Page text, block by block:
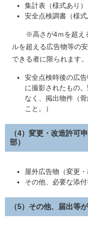
集計表（様式あり）
安全点検調書（様式
※高さが4ｍを超える
ルを超える広告物等の
できる者に限られます。
安全点検時後の広
に撮影されたもの
なく、掲出物件（
こと。）
（4）変更・改造許可
部）
屋外広告物（変更
その他、必要な添
（5）その他、届出等